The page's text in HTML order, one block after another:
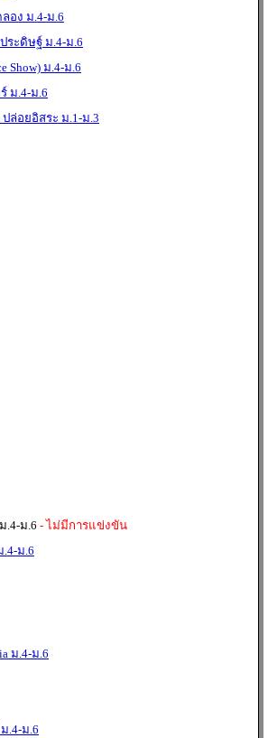
อง ม.4-ม.6
ระดิษฐ์ ม.4-ม.6
Show) ม.4-ม.6
ม.4-ม.6
ล่อยอิสระ ม.1-ม.3
.4-ม.6 - ไม่มีการแข่งขัน
ม.6
ม.4-ม.6
.4-ม.6